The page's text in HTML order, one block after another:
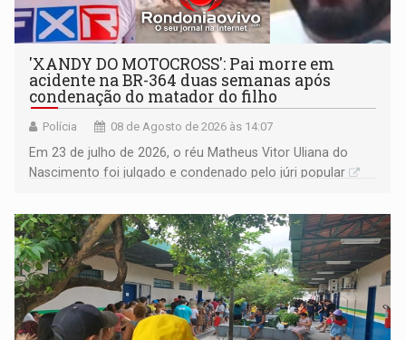
'XANDY DO MOTOCROSS': Pai morre em
acidente na BR-364 duas semanas após
condenação do matador do filho
Polícia 08 de Agosto de 2026 às 14:07
Em 23 de julho de 2026, o réu Matheus Vitor Uliana do
Nascimento foi julgado e condenado pelo júri popular